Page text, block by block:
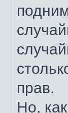
прав.
Но,